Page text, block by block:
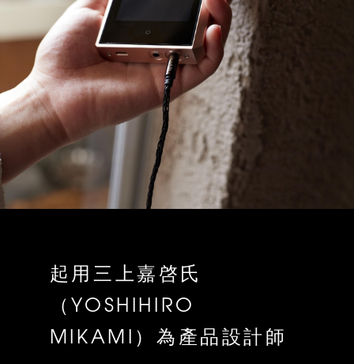
起用三上嘉啓氏
（YOSHIHIRO
MIKAMI）為產品設計師